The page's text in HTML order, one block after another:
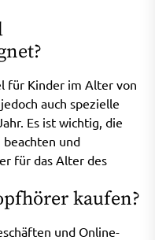
für Kinder im Alter von
auch spezielle
Es ist wichtig, die
und
für das Alter des
kaufen?
und Online-